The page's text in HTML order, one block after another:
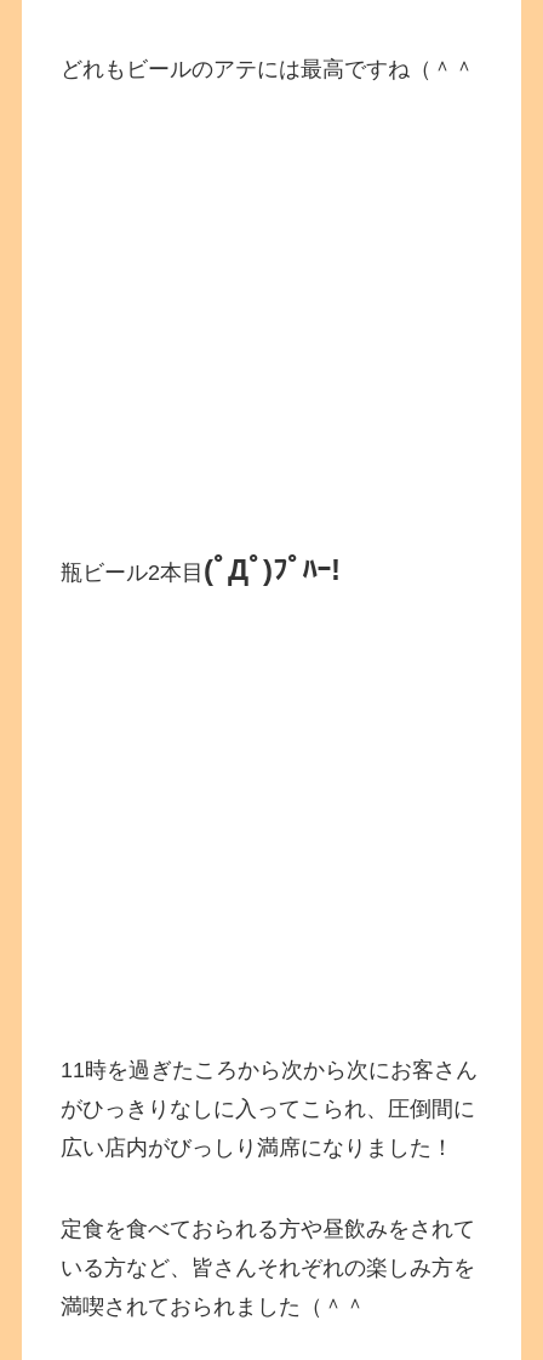
どれもビールのアテには最高ですね（＾＾
瓶ビール2本目 (ﾟДﾟ)ﾌﾟﾊｰ!
11時を過ぎたころから次から次にお客さん
がひっきりなしに入ってこられ、圧倒間に
広い店内がびっしり満席になりました！
定食を食べておられる方や昼飲みをされて
いる方など、皆さんそれぞれの楽しみ方を
満喫されておられました（＾＾